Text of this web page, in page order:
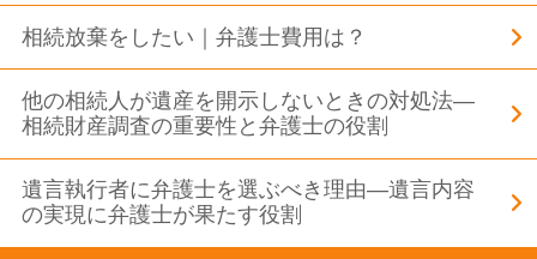
相続放棄をしたい｜弁護士費用は？
他の相続人が遺産を開示しないときの対処法―
相続財産調査の重要性と弁護士の役割
遺言執行者に弁護士を選ぶべき理由―遺言内容
の実現に弁護士が果たす役割